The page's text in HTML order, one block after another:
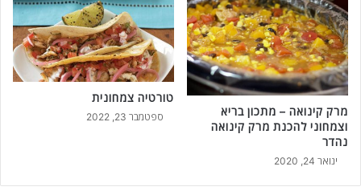
מרק קינואה – מתכון בריא
וצמחוני להכנת מרק קינואה
נהדר
ינואר 24, 2020
טורטיה צמחונית
ספטמבר 23, 2022